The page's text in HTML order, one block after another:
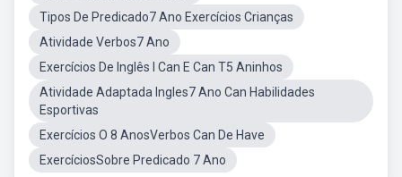
Tipos De Predicado7 Ano Exercícios Crianças
Atividade Verbos7 Ano
Exercícios De Inglês I Can E Can T5 Aninhos
Atividade Adaptada Ingles7 Ano Can Habilidades
Esportivas
Exercícios O 8 AnosVerbos Can De Have
ExercíciosSobre Predicado 7 Ano